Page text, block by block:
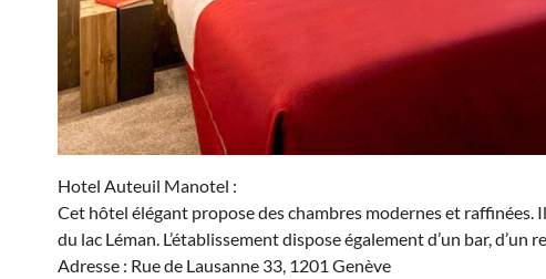
Hotel Auteuil Manotel :
Cet hôtel élégant propose des chambres modernes et
du lac Léman. L’établissement dispose également d’un bar, d’un
Adresse : Rue de Lausanne 33, 1201 Genève